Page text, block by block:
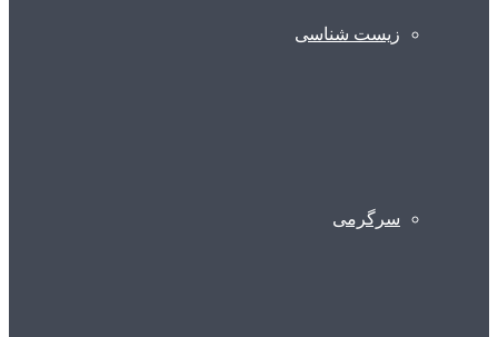
زیست شناسی
سرگرمی